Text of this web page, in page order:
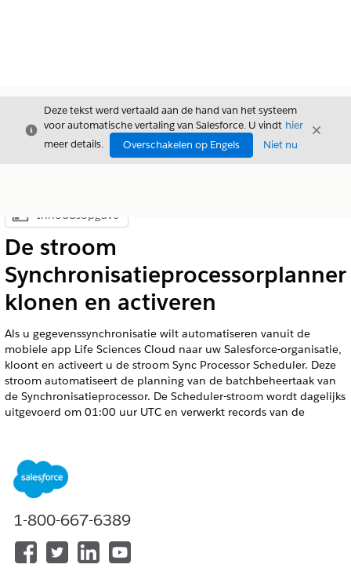
Sluiten
Deze tekst werd vertaald aan de hand van het systeem
voor automatische vertaling van Salesforce. U vindt hier
meer details.
Overschakelen op Engels Niet nu
Sluiten
Inhoudsopgave weergeven
Inhoudsopgave
De stroom
Synchronisatieprocessorplanner
klonen en activeren
Als u gegevenssynchronisatie wilt automatiseren vanuit de
mobiele app Life Sciences Cloud naar uw Salesforce-organisatie,
kloont en activeert u de stroom Sync Processor Scheduler. Deze
stroom automatiseert de planning van de batchbeheertaak van
de Synchronisatieprocessor. De Scheduler-stroom wordt dagelijks
uitgevoerd om 01:00 uur UTC en verwerkt records van de
Beschikbaar in: Lightning Experience
Beschikbaar in:Enterprise
Engagement Add-on-licentie en het beheerde pakket Life
Sciences Customer Engagement.
1-800-667-6389